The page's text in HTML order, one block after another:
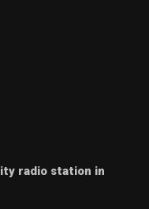
radio station in